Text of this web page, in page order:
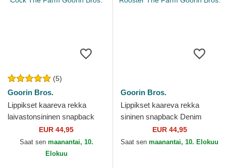
(5)
Goorin Bros.
Lippikset kaareva rekka
laivastonsininen snapback
Edge Cock The Farm Goorin
Bros.
EUR 44,95
Saat sen maanantai, 10.
Elokuu
Goorin Bros.
Lippikset kaareva rekka
sininen snapback Denim
Rooster The Farm Goorin
Bros.
EUR 44,95
Saat sen maanantai, 10. Elokuu